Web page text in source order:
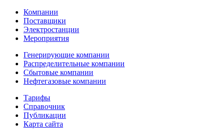
Компании
Поставщики
Электростанции
Мероприятия
Генерирующие компании
Распределительные компании
Сбытовые компании
Нефтегазовые компании
Тарифы
Справочник
Публикации
Карта сайта